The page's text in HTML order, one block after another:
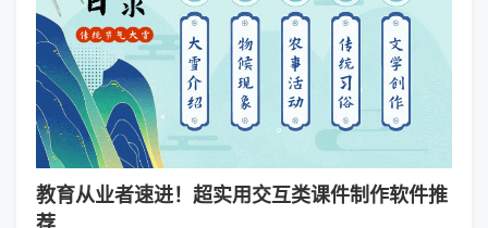
教育从业者速进！超实用交互类课件制作软件推